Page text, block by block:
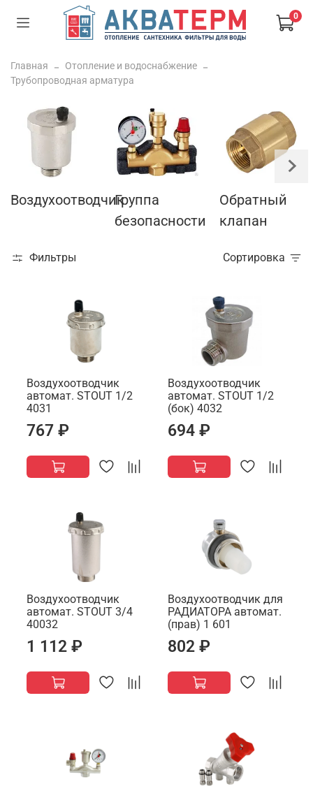
0
Главная
Отопление и водоснабжение
Трубопроводная арматура
ВоздухоотводчикГруппа
безопасности
Обратный
клапан
Фильтры Сортировка
Воздухоотводчик
автомат. STOUT 1/2
4031
767 ₽
Воздухоотводчик
автомат. STOUT 1/2
(бок) 4032
694 ₽
Воздухоотводчик
автомат. STOUT 3/4
40032
1 112 ₽
Воздухоотводчик для
РАДИАТОРА автомат.
(прав) 1 601
802 ₽